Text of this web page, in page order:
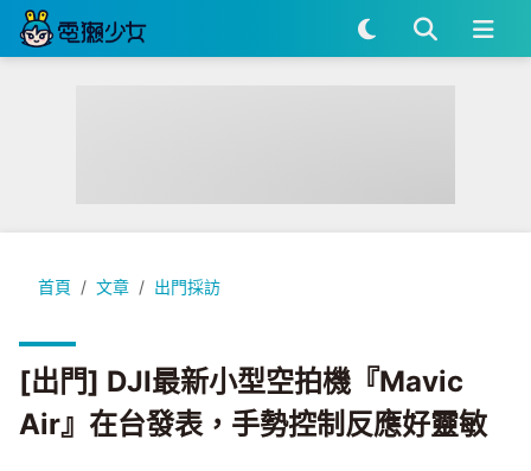
首頁 文章 出門採訪
[出門] DJI最新小型空拍機『Mavic Air』在台發表，手勢控制
[出門] DJI最新小型空拍機『Mavic
Air』在台發表，手勢控制反應好靈敏